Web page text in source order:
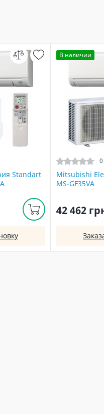
Standart
В наличии
Mitsubishi
MS-GF35VA
42 462